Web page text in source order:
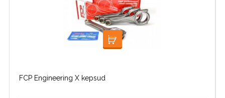
LOE EDASI
FCP Engineering X kepsud